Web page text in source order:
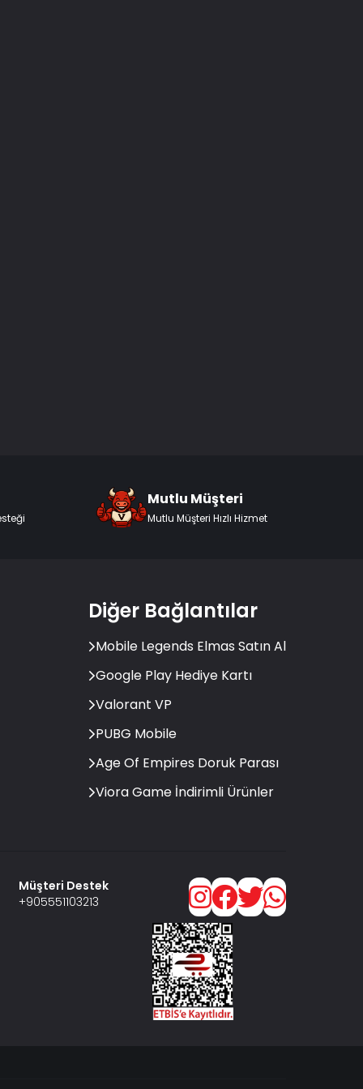
Mutlu Müşteri
Mutlu Müşteri Hızlı Hizmet
Diğer Bağlantılar
Mobile Legends Elmas Satın Al
Google Play Hediye Kartı
Valorant VP
PUBG Mobile
Age Of Empires Doruk Parası
Viora Game İndirimli Ürünler
Müşteri Destek
+905551103213